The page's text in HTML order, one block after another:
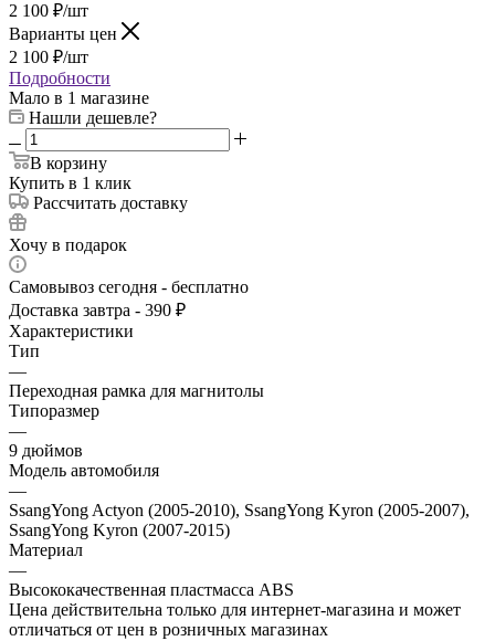
2 100 ₽/шт
Варианты цен
2 100 ₽/шт
Подробности
Мало в 1 магазине
Нашли дешевле?
В корзину
Купить в 1 клик
Рассчитать доставку
Хочу в подарок
Самовывоз сегодня - бесплатно
Доставка завтра - 390 ₽
Характеристики
Тип
—
Переходная рамка для магнитолы
Типоразмер
—
9 дюймов
Модель автомобиля
—
SsangYong Actyon (2005-2010), SsangYong Kyron (2005-2007),
SsangYong Kyron (2007-2015)
Материал
—
Высококачественная пластмасса ABS
Цена действительна только для интернет-магазина и может
отличаться от цен в розничных магазинах